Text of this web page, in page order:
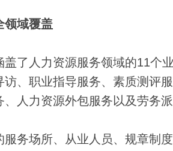
领域覆盖
人力资源服务领域的11个业
、职业指导服务、素质测评
人力资源外包服务以及劳务派
场所、从业人员、规章制度